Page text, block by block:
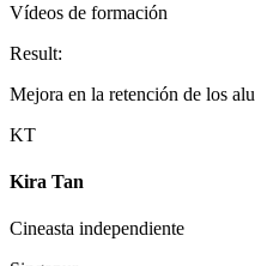
Vídeos de formación
Result:
Mejora en la retención de los
KT
Kira Tan
Cineasta independiente